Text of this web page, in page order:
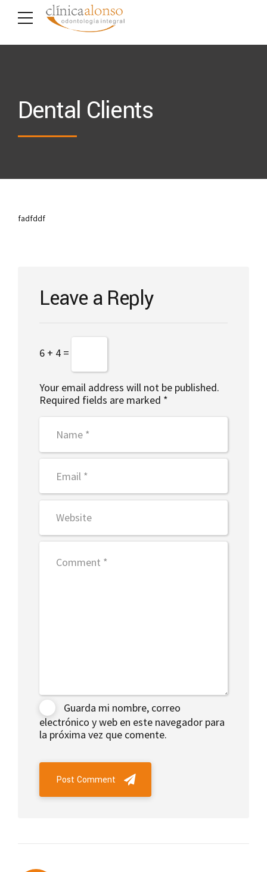
Dental Clients
fadfddf
Leave a Reply
Your email address will not be published.
Required fields are marked *
Guarda mi nombre, correo
electrónico y web en este navegador para
la próxima vez que comente.
6 + 4 =
Post Comment